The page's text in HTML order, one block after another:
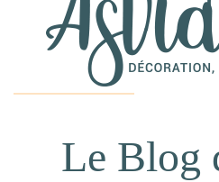
Le Blog